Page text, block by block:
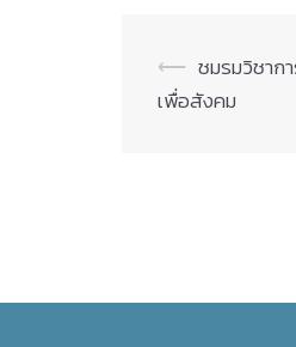
Post
⟵ ชมรมวิชาก
เพื่อสังคม